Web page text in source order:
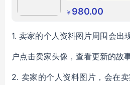
儿童共享网红泡泡机
跑跑车厂家供应
￥ 980.00
1.卖家的个人资料图片周围会出
户点击卖家头像，查看更新的故事
2. 卖家的个人资料图片，会在